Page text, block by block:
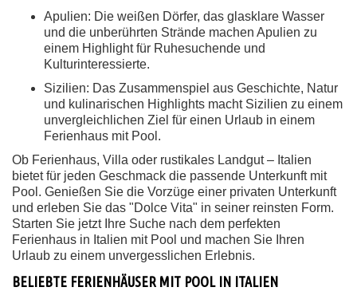
Apulien: Die weißen Dörfer, das glasklare Wasser
und die unberührten Strände machen Apulien zu
einem Highlight für Ruhesuchende und
Kulturinteressierte.
Sizilien: Das Zusammenspiel aus Geschichte, Natur
und kulinarischen Highlights macht Sizilien zu einem
unvergleichlichen Ziel für einen Urlaub in einem
Ferienhaus mit Pool.
Ob Ferienhaus, Villa oder rustikales Landgut – Italien
bietet für jeden Geschmack die passende Unterkunft mit
Pool. Genießen Sie die Vorzüge einer privaten Unterkunft
und erleben Sie das "Dolce Vita" in seiner reinsten Form.
Starten Sie jetzt Ihre Suche nach dem perfekten
Ferienhaus in Italien mit Pool und machen Sie Ihren
Urlaub zu einem unvergesslichen Erlebnis.
BELIEBTE FERIENHÄUSER MIT POOL IN ITALIEN